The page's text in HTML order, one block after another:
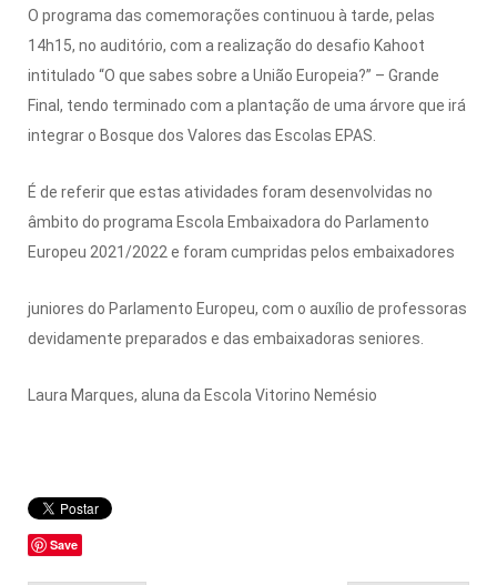
O programa das comemorações continuou à tarde, pelas
14h15, no auditório, com a realização do desafio Kahoot
intitulado “O que sabes sobre a União Europeia?” – Grande
Final, tendo terminado com a plantação de uma árvore que irá
integrar o Bosque dos Valores das Escolas EPAS.
É de referir que estas atividades foram desenvolvidas no
âmbito do programa Escola Embaixadora do Parlamento
Europeu 2021/2022 e foram cumpridas pelos embaixadores
juniores do Parlamento Europeu, com o auxílio de professoras
devidamente preparados e das embaixadoras seniores.
Laura Marques, aluna da Escola Vitorino Nemésio
Save